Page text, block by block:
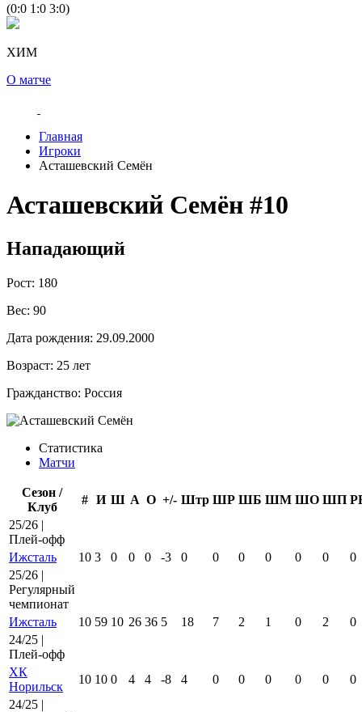
(0:0 1:0 3:0)
ХИМ
О матче
Главная
Игроки
Асташевский Семён
Асташевский Семён #10
Нападающий
Рост: 180
Вес: 90
Дата рождения: 29.09.2000
Возраст: 25 лет
Гражданство: Россия
Статистика
Матчи
Сезон /
Клуб
# И Ш А О +/- Штр ШР ШБ ШМ ШО ШП
25/26 |
Плей-офф
Ижсталь
10 3 0 0 0 -3 0 0 0 0 0 0
0
25/26 |
Регулярный
чемпионат
Ижсталь
10 59 10 26 36 5 18 7 2 1 0 2
0
24/25 |
Плей-офф
ХК
Норильск
10 10 0 4 4 -8 4 0 0 0 0 0
0
24/25 |